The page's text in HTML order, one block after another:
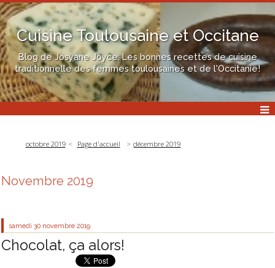
Cuisine Toulousaine et Occitane
Blog de Josyane Joyce: Les bonnes recettes de cuisine
traditionnelle des femmes toulousaines et de l'Occitanie!
octobre 2019 Page d'accueil décembre 2019
Novembre 2019
samedi 30 novembre 2019
Chocolat, ça alors!